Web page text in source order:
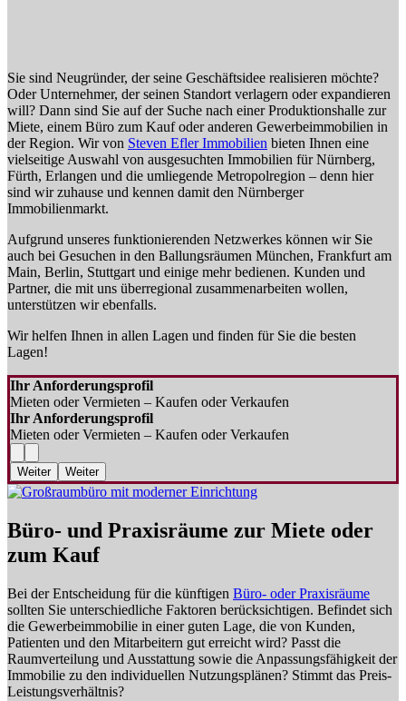
Sie sind Neugründer, der seine Geschäftsidee realisieren möchte?
Oder Unternehmer, der seinen Standort verlagern oder expandieren
will? Dann sind Sie auf der Suche nach einer Produktionshalle zur
Miete, einem Büro zum Kauf oder anderen Gewerbeimmobilien in
der Region. Wir von Steven Efler Immobilien bieten Ihnen eine
vielseitige Auswahl von ausgesuchten Immobilien für Nürnberg,
Fürth, Erlangen und die umliegende Metropolregion – denn hier
sind wir zuhause und kennen damit den Nürnberger
Immobilienmarkt.
Aufgrund unseres funktionierenden Netzwerkes können wir Sie
auch bei Gesuchen in den Ballungsräumen München, Frankfurt am
Main, Berlin, Stuttgart und einige mehr bedienen. Kunden und
Partner, die mit uns überregional zusammenarbeiten wollen,
unterstützen wir ebenfalls.
Wir helfen Ihnen in allen Lagen und finden für Sie die besten
Lagen!
Ihr Anforderungsprofil
Mieten oder Vermieten – Kaufen oder Verkaufen
Ihr Anforderungsprofil
Mieten oder Vermieten – Kaufen oder Verkaufen
Weiter Weiter
Büro- und Praxisräume zur Miete oder
zum Kauf
Bei der Entscheidung für die künftigen Büro- oder Praxisräume
sollten Sie unterschiedliche Faktoren berücksichtigen. Befindet sich
die Gewerbeimmobilie in einer guten Lage, die von Kunden,
Patienten und den Mitarbeitern gut erreicht wird? Passt die
Raumverteilung und Ausstattung sowie die Anpassungsfähigkeit der
Immobilie zu den individuellen Nutzungsplänen? Stimmt das Preis-
Leistungsverhältnis?